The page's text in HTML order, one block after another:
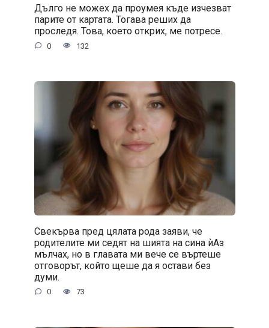
Дълго не можех да проумея къде изчезват
парите от картата. Тогава реших да
проследя. Това, което открих, ме потресе.
0 132
Свекърва пред цялата рода заяви, че
родителите ми седят на шията на сина ѝАз
мълчах, но в главата ми вече се въртеше
отговорът, който щеше да я остави без
думи.
0 73